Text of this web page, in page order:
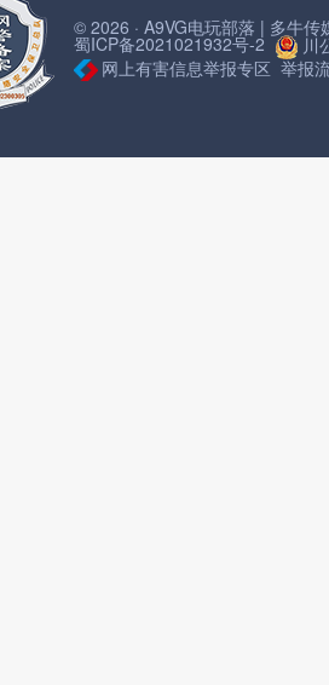
© 2026 · A9VG电玩部落 | 多牛传
蜀ICP备2021021932号-2
川
网上有害信息举报专区 举报